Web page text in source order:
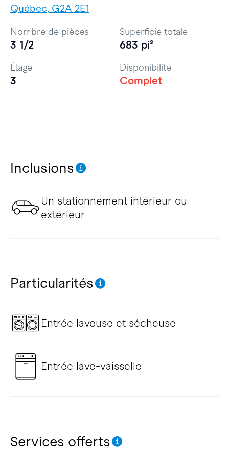
Québec, G2A 2E1
Inclusions
Un stationnement intérieur ou
extérieur
Particularités
Entrée laveuse et sécheuse
Entrée lave-vaisselle
Services offerts
Nombre de pièces
3 1/2
Superficie totale
683 pi²
Étage
3
Disponibilité
Complet